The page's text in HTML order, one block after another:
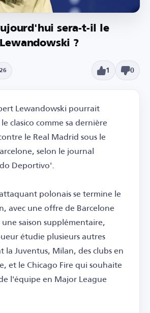
sera-t-il le
?
1 0
Lewandowski pourrait
clasico comme sa dernière
le Real Madrid sous le
selon le journal
Deportivo'.
polonais se termine le
avec une offre de Barcelone
saison supplémentaire,
étudie plusieurs autres
Juventus, Milan, des clubs en
et le Chicago Fire qui souhaite
l'équipe en Major League